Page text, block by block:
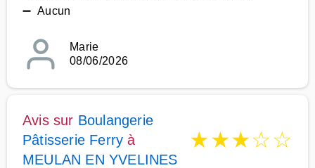
➖ Aucun
Marie
08/06/2026
Avis sur Boulangerie
Pâtisserie Ferry à
MEULAN EN YVELINES
★★★☆☆